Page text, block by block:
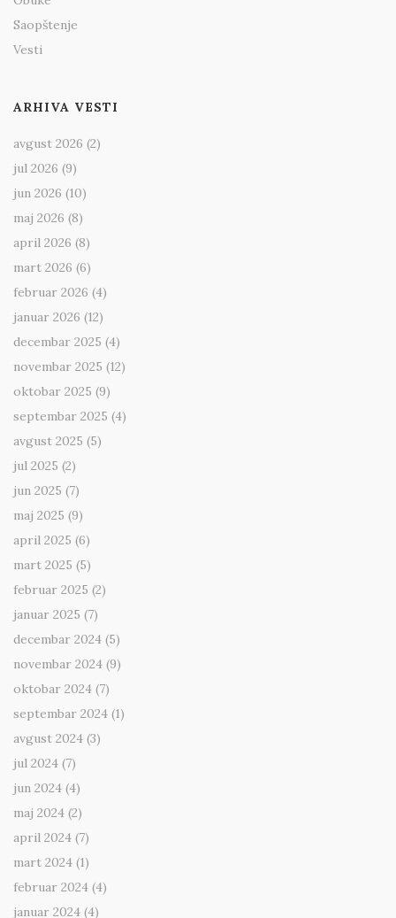
Saopštenje
Vesti
ARHIVA VESTI
avgust 2026 (2)
jul 2026 (9)
jun 2026 (10)
maj 2026 (8)
april 2026 (8)
mart 2026 (6)
februar 2026 (4)
januar 2026 (12)
decembar 2025 (4)
novembar 2025 (12)
oktobar 2025 (9)
septembar 2025 (4)
avgust 2025 (5)
jul 2025 (2)
jun 2025 (7)
maj 2025 (9)
april 2025 (6)
mart 2025 (5)
februar 2025 (2)
januar 2025 (7)
decembar 2024 (5)
novembar 2024 (9)
oktobar 2024 (7)
septembar 2024 (1)
avgust 2024 (3)
jul 2024 (7)
jun 2024 (4)
maj 2024 (2)
april 2024 (7)
mart 2024 (1)
februar 2024 (4)
januar 2024 (4)